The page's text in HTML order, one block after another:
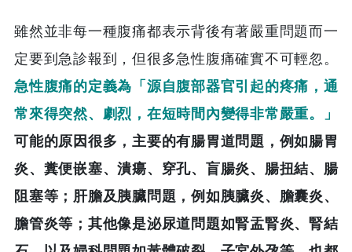
雖然並非每一種腹痛都表示背後有著嚴重問題而一
定要到急診報到，但很多急性腹痛確實不可輕忽。
急性腹痛的定義為「源自腹部器官引起的疼痛，通
常來得突然、劇烈，在短時間內變得非常嚴重。」
可能的原因很多，主要的有腸胃道問題，例如腸胃
炎、糞便嵌塞、潰瘍、穿孔、盲腸炎、腸扭結、腸
阻塞等；肝膽及胰臟問題，例如胰臟炎、膽囊炎、
膽管炎等；其他像是泌尿道問題如腎盂腎炎、腎結